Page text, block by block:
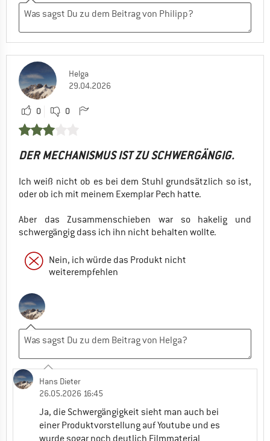
Helga
29.04.2026
0 0
DER MECHANISMUS IST ZU SCHWERGÄNGIG.
Ich weiß nicht ob es bei dem Stuhl grundsätzlich so ist,
oder ob ich mit meinem Exemplar Pech hatte.
Aber das Zusammenschieben war so hakelig und
schwergängig dass ich ihn nicht behalten wollte.
Nein, ich würde das Produkt nicht
weiterempfehlen
Hans Dieter
26.05.2026 16:45
Ja, die Schwergängigkeit sieht man auch bei
einer Produktvorstellung auf Youtube und es
wurde sogar noch deutlich Filmmaterial